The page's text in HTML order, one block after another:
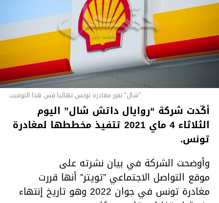
"شال" تقرر مغادرة تونس نهائيا فس هذا التوقيت
أكّدت شركة “روايال داتش شال” اليوم
الثلاثاء 4 ماي 2021 تتفيذ مخططها لمغادرة
تونس.
وأوضحت الشركة في بيان نشرته على
موقع التواصل الاجتماعي ”تويتر” أنها قررت
مغادرة تونس في جوان 2022 وهو تاريخ إنتهاء